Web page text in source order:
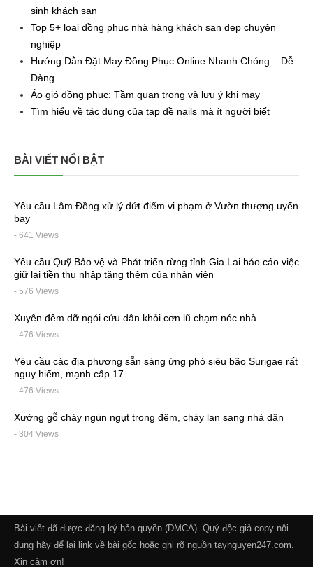
sinh khách sạn
Top 5+ loại đồng phục nhà hàng khách sạn đẹp chuyên
nghiệp
Hướng Dẫn Đặt May Đồng Phục Online Nhanh Chóng – Dễ
Dàng
Áo gió đồng phục: Tầm quan trọng và lưu ý khi may
Tìm hiểu về tác dụng của tạp dề nails mà ít người biết
BÀI VIẾT NỔI BẬT
Yêu cầu Lâm Đồng xử lý dứt điểm vi phạm ở Vườn thượng uyển
bay
- 641 Views
Yêu cầu Quỹ Bảo vệ và Phát triển rừng tỉnh Gia Lai báo cáo việc
giữ lại tiền thu nhập tăng thêm của nhân viên
- 576 Views
Xuyên đêm dỡ ngói cứu dân khỏi cơn lũ chạm nóc nhà
- 476 Views
Yêu cầu các địa phương sẵn sàng ứng phó siêu bão Surigae rất
nguy hiểm, mạnh cấp 17
- 476 Views
Xưởng gỗ cháy ngùn ngụt trong đêm, cháy lan sang nhà dân
- 304 Views
Bài viết đã được đăng ký bản quyền (DMCA). Quý độc giả copy nội
dung hãy để lại link về bài gốc hoặc ghi rõ nguồn taynguyen247.com.
Xin cảm ơn!